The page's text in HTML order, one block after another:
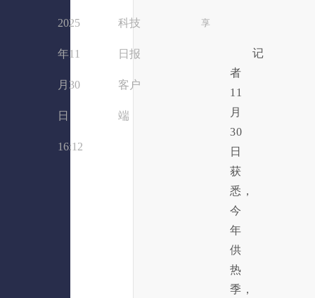
2025
年11
月30
日
16:12
科技
日报
客户
端
享
记
者
11
月
30
日
获
悉，
今
年
供
热
季，